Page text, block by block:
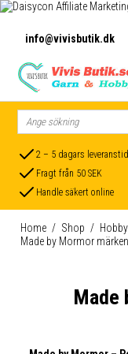
info@vivisbutik.dk
2 – 5 dagars leveranstid
Fragt från 50 SEK
Handle säkert online
Home / Shop /
Made by Mormor märken
Made